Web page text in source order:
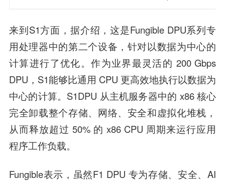
来到S1方面，据介绍，这是Fungible DPU系列专
用处理器中的第二个设备，针对以数据为中心的
计算进行了优化。作为业界最灵活的 200 Gbps
DPU，S1能够比通用 CPU 更高效地执行以数据为
中心的计算。S1DPU 从主机服务器中的 x86 核心
完全卸载整个存储、网络、安全和虚拟化堆栈，
从而释放超过 50% 的 x86 CPU 周期来运行应用
程序工作负载。
Fungible表示，虽然F1 DPU 专为存储、安全、AI